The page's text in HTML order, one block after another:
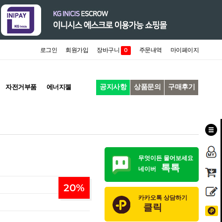
로그인 회원가입 장바구니 0 주문내역 마이페이지
자전거부품 에너지젤 공지사항 상품문의 구매후기
20%
무엇이든 물어보세요
네이버
톡톡
카카오톡 상담하기
클릭